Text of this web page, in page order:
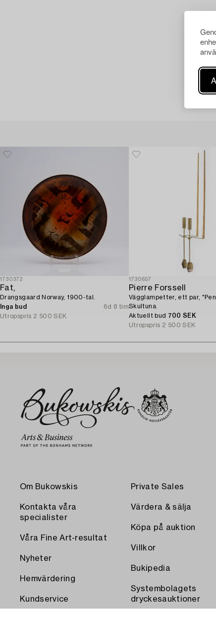
1730372
Fat,
Drangsgaard Norway, 1900-tal.
Inga bud
6d 8 tim
Utropspris 2 500 SEK
1730657
Pierre Forssell
Vägglampetter, ett par,
Skultuna.
Aktuellt bud 700 SEK
Utropspris 2 500 SEK
Om Bukowskis
Kontakta våra
specialister
Våra Fine Art-resultat
Nyheter
Hemvärdering
Kundservice
Private Sales
Värdera & sälja
Köpa på auktion
Villkor
Bukipedia
Systembolagets
dryckesauktioner